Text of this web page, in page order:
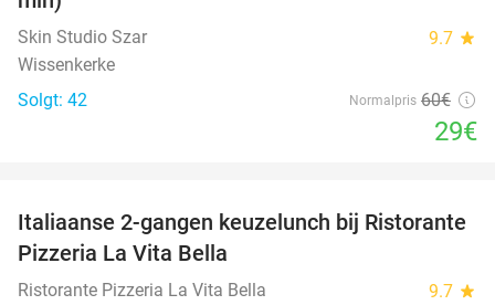
Skin Studio Szar 9.7 star
Wissenkerke
Solgt: 42
Normalpris 60€
29€
41%
Italiaanse 2-gangen keuzelunch bij Ristorante
Pizzeria La Vita Bella
Ristorante Pizzeria La Vita Bella 9.7 star